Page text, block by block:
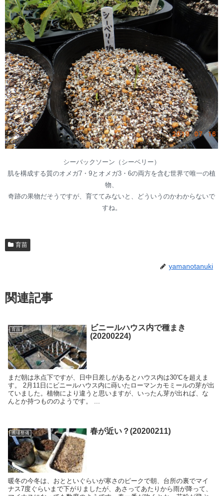
シーバックソーン（シーベリー）
肌を構成する質のオメガ7・9とオメガ3・6の両方を含む世界で唯一の植
物、
奇跡の果物だそうですが、育ててみないと、どういうのかわからないで
すね。
育苗
yamanotanuki
関連記事
育苗
ビニールハウス内で種まき
(20200224)
まだ朝は氷点下ですが、日中日差しがあるとハウス内は30℃を超えま
す。 2月11日にビニールハウス内に蒔いたローマンカモミールの芽が出
ていました。植物により違うと思いますが、いったん芽が出れば、な
んとか持つもののようです。 ...
圃場整備 春が近い？(20200211)
暖冬の今冬は、おとといぐらいが寒さのピークで朝、台所の裏でマイ
ナス7度ぐらいまで下がりましたが、あさってあたりから雨が降って、